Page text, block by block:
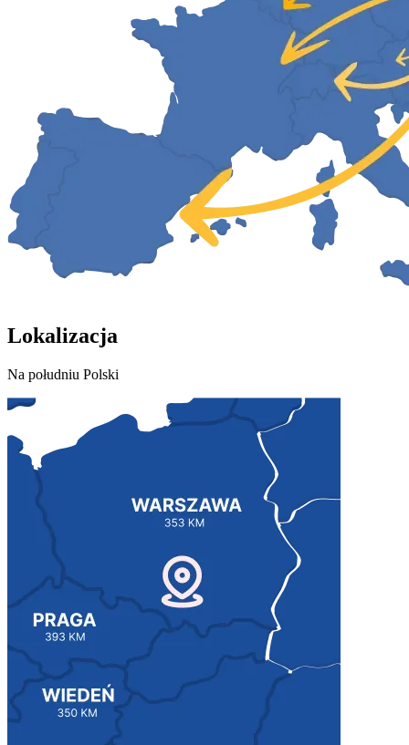
Lokalizacja
Na południu Polski